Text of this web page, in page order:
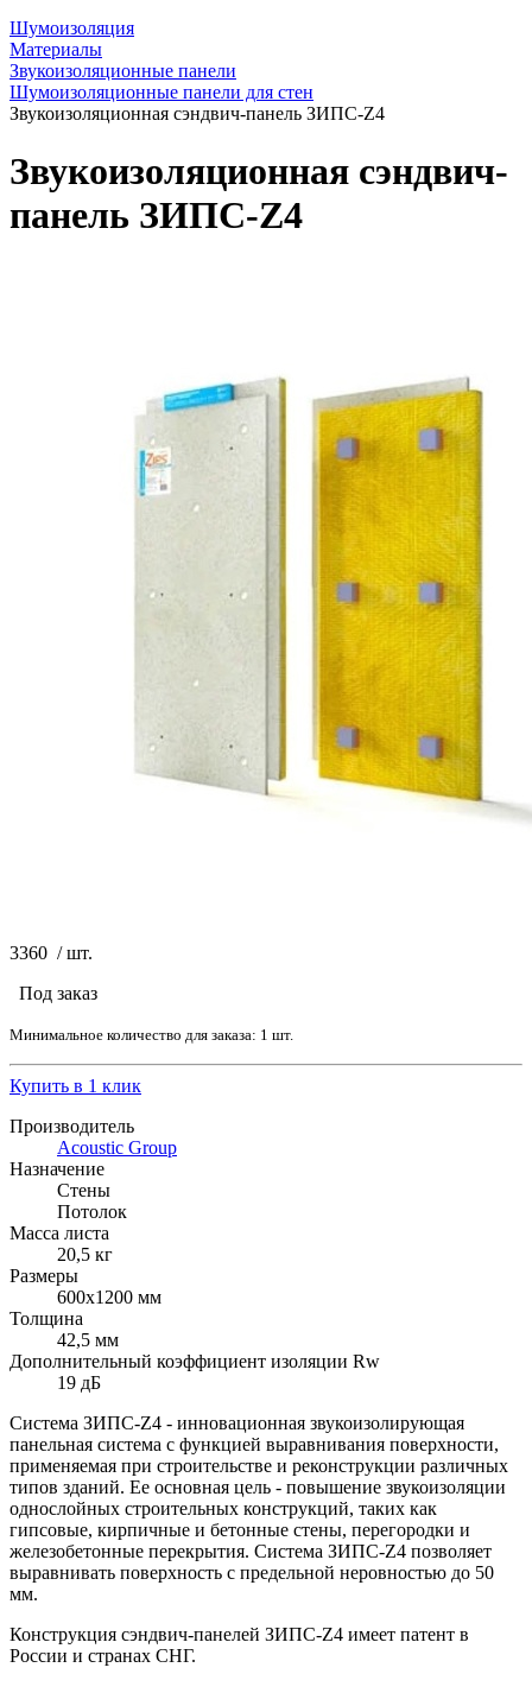
Шумоизоляция
Материалы
Звукоизоляционные панели
Шумоизоляционные панели для стен
Звукоизоляционная сэндвич-панель ЗИПС-Z4
Звукоизоляционная сэндвич-
панель ЗИПС-Z4
3360 /шт.
Под заказ
Минимальное количество для заказа: 1 шт.
Купить в 1 клик
Производитель
Acoustic Group
Назначение
Стены
Потолок
Масса листа
20,5 кг
Размеры
600х1200 мм
Толщина
42,5 мм
Дополнительный коэффициент изоляции Rw
19 дБ
Система ЗИПС-Z4 - инновационная звукоизолирующая
панельная система с функцией выравнивания поверхности,
применяемая при строительстве и реконструкции различных
типов зданий. Ее основная цель - повышение звукоизоляции
однослойных строительных конструкций, таких как
гипсовые, кирпичные и бетонные стены, перегородки и
железобетонные перекрытия. Система ЗИПС-Z4 позволяет
выравнивать поверхность с предельной неровностью до 50
мм.
Конструкция сэндвич-панелей ЗИПС-Z4 имеет патент в
России и странах СНГ.